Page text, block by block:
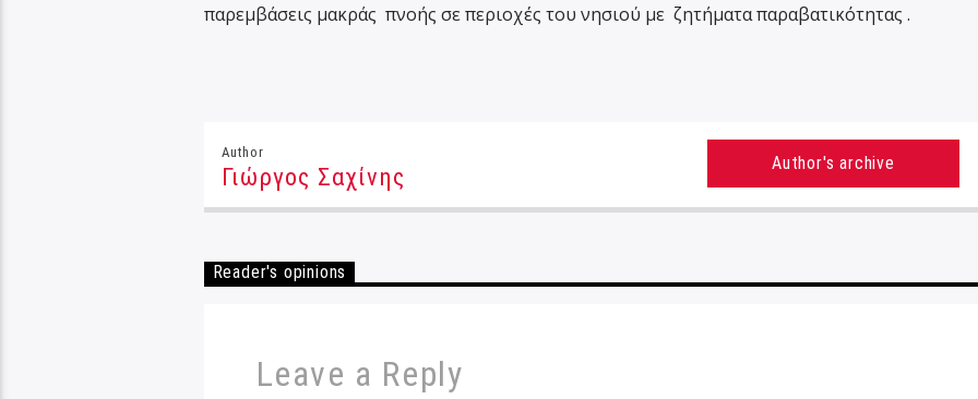
παρεμβάσεις μακράς πνοής σε περιοχές του νησιού με ζητήματα παραβατικότητας .
Author
Γιώργος Σαχίνης Author's archive
Reader's opinions
Leave a Reply